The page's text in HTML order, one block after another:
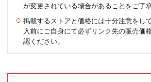
が変更されている場合があることをご了
掲載するストアと価格には十分注意をし
入前にご自身にて必ずリンク先の販売価
認ください。